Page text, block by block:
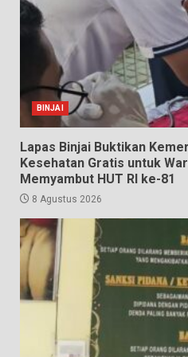
BINJAI
Lapas Binjai Buktikan
Kesehatan Gratis untuk
Memyambut HUT RI ke-81
8 Agustus 2026